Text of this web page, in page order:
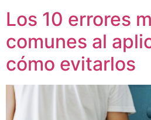
Los 10 errores
comunes al
cómo evitarlos